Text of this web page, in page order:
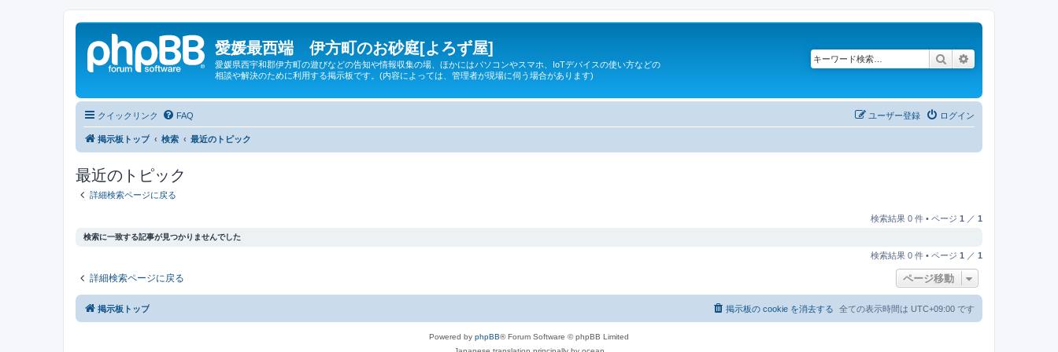
愛媛最西端 伊方町のお砂庭[よろず屋]
愛媛県西宇和郡伊方町の遊びなどの告知や情報収集の場、ほかにはパソコンやスマホ、IoTデバイスの使い方などの
相談や解決のために利用する掲示板です。(内容によっては、管理者が現場に伺う場合があります)
検索
クイックリンク FAQ ログイン
ユーザー登録
掲示板トップ 検索 最近のトピック
最近のトピック
詳細検索ページに戻る
検索結果 0 件 • ページ 1 ／ 1
検索に一致する記事が見つかりませんでした
検索結果 0 件 • ページ 1 ／ 1
詳細検索ページに戻る ページ移動
掲示板トップ 全ての表示時間は UTC+09:00 です
掲示板の cookie を消去する
Powered by phpBB® Forum Software © phpBB Limited